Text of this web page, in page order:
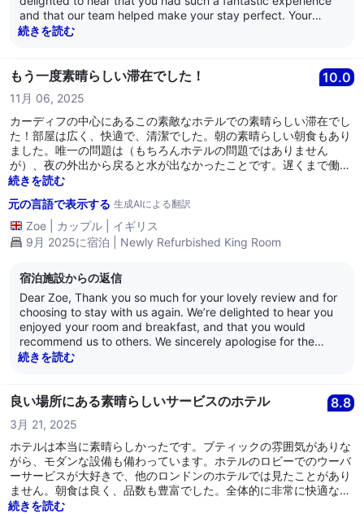
and that our team helped make your stay perfect. Your
compliments on our cleanliness, service, and breakfast mean
future! Best regards, Adam Smith General Manager
続きを読む
もう一度素晴らしい滞在でした！ 10.0
11月 06, 2025
カーディフの中心にあるこの素敵なホテルでの素晴らしい滞在でし
た！部屋は広く、快適で、清潔でした。朝の素晴らしい朝食もあり
ました。唯一の問題は（もちろんホテルの問題ではありません
が）、夜の外出から戻ると水が出なかったことです。遅くまで働い
ている受付の方からこの件について知らせていただければありがた
なりませんでした。これは避けられないことだと思いますが、ホテ
ル側がもう少し上手く対応できたのではないかと思います。翌日、
ホテルのマネージャーから不便をおかけしたことのお詫びのメール
をいただきました。このホテルをぜひおすすめしますし、カーディ
続きを読む
元の言語で表示する 生成AIによる翻訳
Zoe カップル
イギリス
9月 2025に宿泊 | Newly Refurbished King Room
宿泊施設からの返信
Dear Zoe, Thank you so much for your lovely review and for
choosing to stay with us again. We’re delighted to hear you
enjoyed your room and breakfast, and that you would
recommend us to others. We sincerely apologise for the
unexpected water outage during your stay and appreciate
and we’ll be sure to share it with our team to improve for the
続きを読む
良い場所にある素晴らしいサービスのホテル 8.8
3月 21, 2025
ホテルは本当に素晴らしかったです。ブティックの雰囲気がありな
がら、モダンな設備も備わっています。ホテルのロビーでのウーバ
ーサービスが大好きで、他のロンドンのホテルでは見たことがあり
ません。朝食は良く、品数も豊富でした。全体的に非常に快適な滞
在でした。
続きを読む